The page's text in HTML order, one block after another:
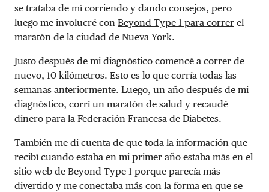
se trataba de mí corriendo y dando consejos, pero
luego me involucré con Beyond Type 1 para correr el
maratón de la ciudad de Nueva York.
Justo después de mi diagnóstico comencé a correr de
nuevo, 10 kilómetros. Esto es lo que corría todas las
semanas anteriormente. Luego, un año después de mi
diagnóstico, corrí un maratón de salud y recaudé
dinero para la Federación Francesa de Diabetes.
También me di cuenta de que toda la información que
recibí cuando estaba en mi primer año estaba más en el
sitio web de Beyond Type 1 porque parecía más
divertido y me conectaba más con la forma en que se